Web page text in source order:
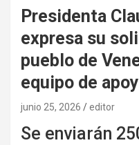
Presidenta
expresa su
pueblo de
equipo de
junio 25, 2026 editor
Se enviarán